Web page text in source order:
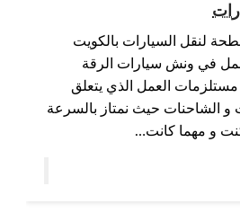
لنقل السيارات بالكويت
في ونش سيارات الرقة
العمل الذي يتعلق
الشاحنات حيث نمتاز بالسرعة
و مهما كانت…